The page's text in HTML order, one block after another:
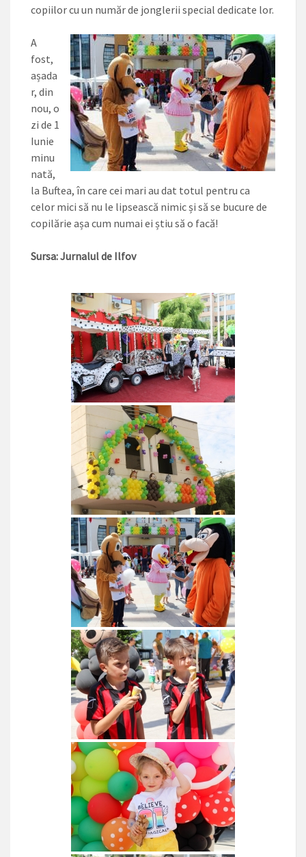
copiilor cu un număr de jonglerii special dedicate lor.
A
fost,
așada
r, din
nou, o
zi de 1
Iunie
minu
nată,
la Buftea, în care cei mari au dat totul pentru ca
celor mici să nu le lipsească nimic și să se bucure de
copilărie așa cum numai ei știu să o facă!
Sursa: Jurnalul de Ilfov